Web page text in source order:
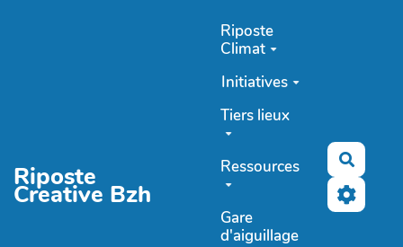
Riposte
Creative Bzh
Riposte
Climat
Initiatives
Tiers lieux
Ressources
Gare
d'aiguillage